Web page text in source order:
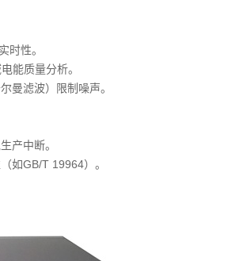
时性。
能质量分析。
曼滤波）限制噪声。
产中断。
如GB/T 19964）。